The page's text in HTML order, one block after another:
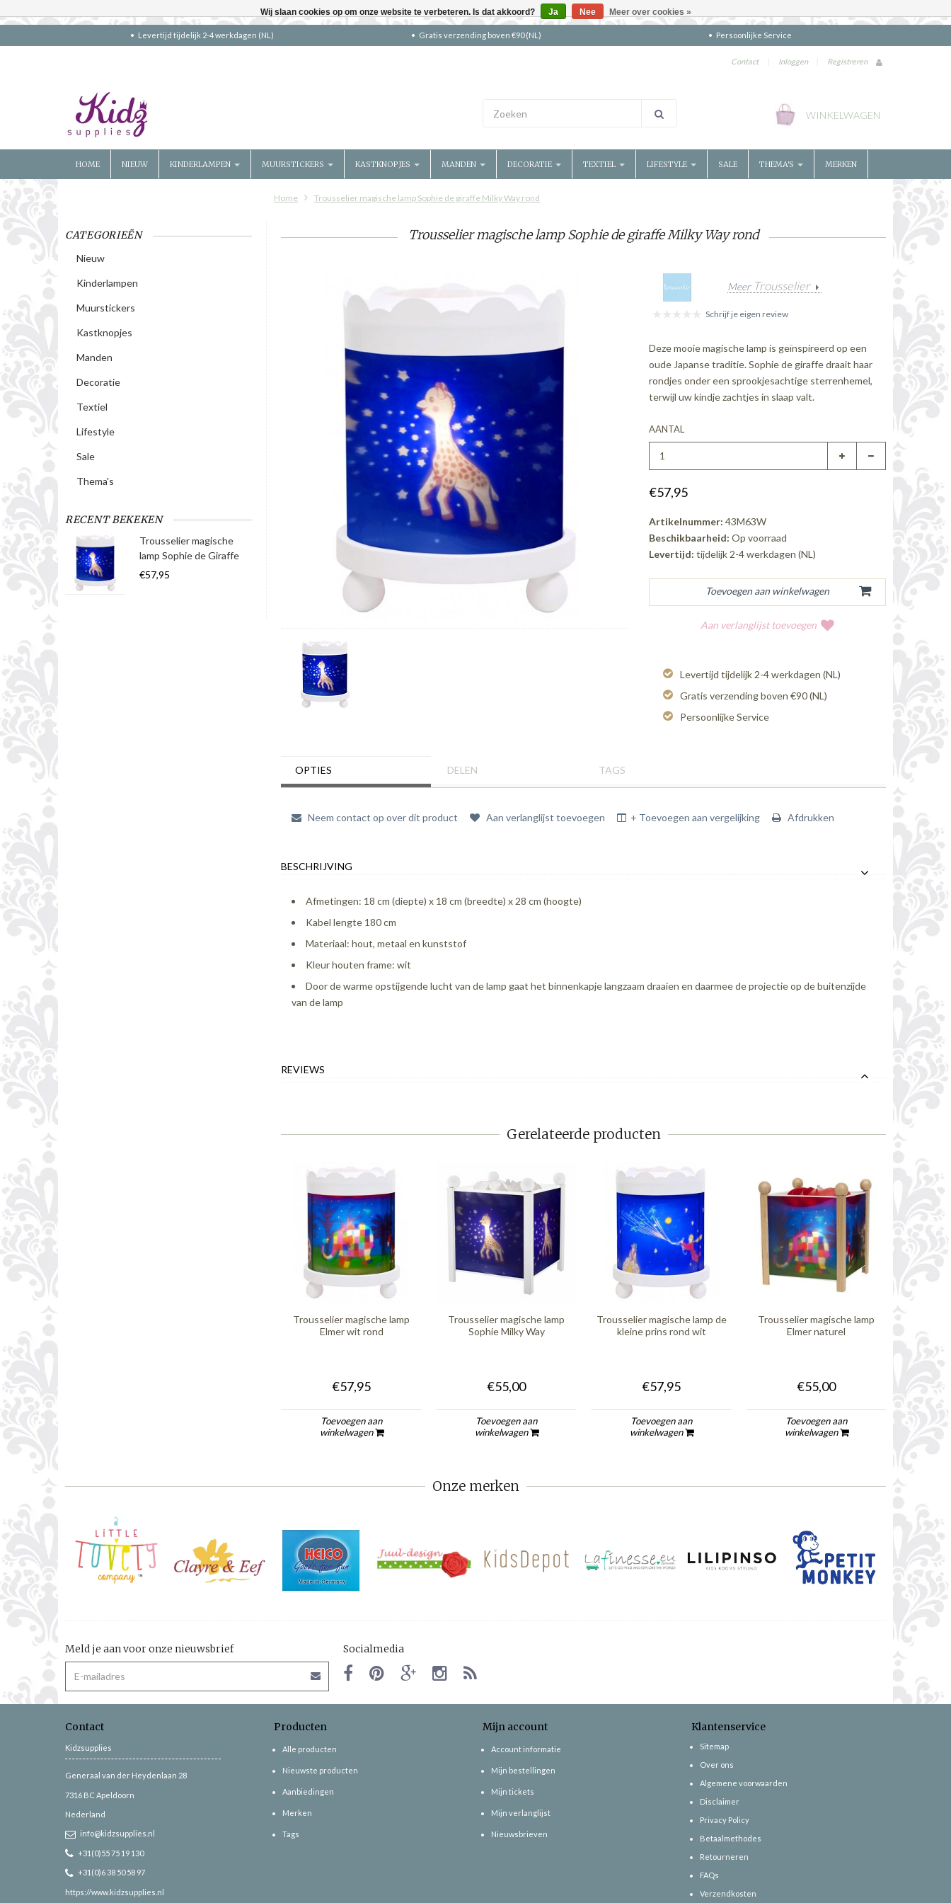
Levertijd tijdelijk 2-4 werkdagen (NL) Gratis verzending boven €90 (NL) Persoonlijke Service
Contact | Inloggen | Registreren
WINKELWAGEN
HOME NIEUW KINDERLAMPEN MUURSTICKERS KASTKNOPJES MANDEN DECORATIE TEXTIEL LIFESTYLE SALE THEMA'S MERKEN
Home Trousselier magische lamp Sophie de giraffe Milky Way rond
CATEGORIEËN
Nieuw
Kinderlampen
Muurstickers
Kastknopjes
Manden
Decoratie
Textiel
Lifestyle
Sale
Thema's
RECENT BEKEKEN
Trousselier magische
lamp Sophie de Giraffe
€57,95
Trousselier magische lamp Sophie de giraffe Milky Way rond
Meer Trousselier
Schrijf je eigen review
Deze mooie magische lamp is geïnspireerd op een
oude Japanse traditie. Sophie de giraffe draait haar
rondjes onder een sprookjesachtige sterrenhemel,
terwijl uw kindje zachtjes in slaap valt.
AANTAL
€57,95
Artikelnummer: 43M63W
Beschikbaarheid: Op voorraad
Levertijd: tijdelijk 2-4 werkdagen (NL)
Aan verlanglijst toevoegen
Levertijd tijdelijk 2-4 werkdagen (NL)
Gratis verzending boven €90 (NL)
Persoonlijke Service
OPTIES DELEN TAGS
Neem contact op over dit product Aan verlanglijst toevoegen + Toevoegen aan vergelijking Afdrukken
BESCHRIJVING
Afmetingen: 18 cm (diepte) x 18 cm (breedte) x 28 cm (hoogte)
Kabel lengte 180 cm
Materiaal: hout, metaal en kunststof
Kleur houten frame: wit
Door de warme opstijgende lucht van de lamp gaat het binnenkapje langzaam draaien en daarmee de projectie op de buitenzijde
van de lamp
REVIEWS
Gerelateerde producten
Trousselier magische lamp
Elmer wit rond
€57,95
Toevoegen aan
winkelwagen
Trousselier magische lamp
Sophie Milky Way
€55,00
Toevoegen aan
winkelwagen
Trousselier magische lamp de
kleine prins rond wit
€57,95
Toevoegen aan
winkelwagen
Trousselier magische lamp
Elmer naturel
€55,00
Toevoegen aan
winkelwagen
Onze merken
Meld je aan voor onze nieuwsbrief Socialmedia
Contact
Kidzsupplies
Generaal van der Heydenlaan 28
7316 BC Apeldoorn
Nederland
info@kidzsupplies.nl
+31(0)55 75 19 130
+31(0)6 38 50 58 97
https://www.kidzsupplies.nl
Producten
Alle producten
Nieuwste producten
Aanbiedingen
Merken
Tags
Mijn account
Account informatie
Mijn bestellingen
Mijn tickets
Mijn verlanglijst
Nieuwsbrieven
Klantenservice
Sitemap
Over ons
Algemene voorwaarden
Disclaimer
Privacy Policy
Betaalmethodes
Retourneren
FAQs
Verzendkosten
Wij slaan cookies op om onze website te verbeteren. Is dat akkoord? Ja Nee Meer over cookies »